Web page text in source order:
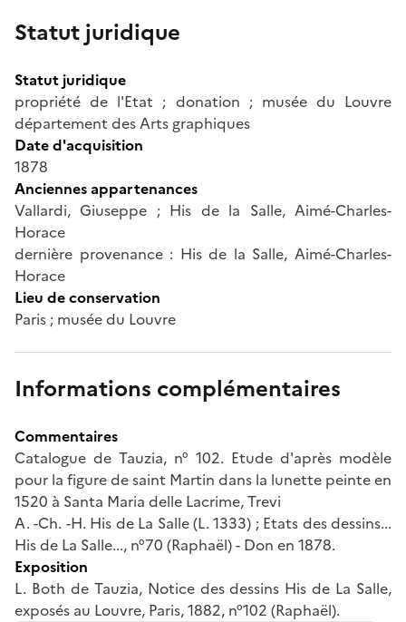
Statut juridique
Statut juridique
propriété de l'Etat ; donation ; musée du Louvre
département des Arts graphiques
Date d'acquisition
1878
Anciennes appartenances
Vallardi, Giuseppe ; His de la Salle, Aimé-Charles-
Horace
dernière provenance : His de la Salle, Aimé-Charles-
Horace
Lieu de conservation
Paris ; musée du Louvre
Informations complémentaires
Commentaires
Catalogue de Tauzia, n° 102. Etude d'après modèle
pour la figure de saint Martin dans la lunette peinte en
1520 à Santa Maria delle Lacrime, Trevi
A. -Ch. -H. His de La Salle (L. 1333) ; Etats des dessins...
His de La Salle..., n°70 (Raphaël) - Don en 1878.
Exposition
L. Both de Tauzia, Notice des dessins His de La Salle,
exposés au Louvre, Paris, 1882, n°102 (Raphaël).